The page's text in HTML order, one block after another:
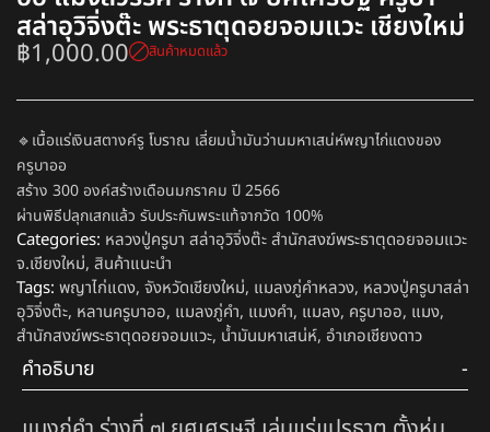
สล่าอุวิจิ่งต๊ะ พระธาตุดอยจอมแวะ เชียงใหม่
฿1,000.00 สินค้าหมดแล้ว
🔹เนื้อแร่เงินสตางค์รู โบราณ เลี่ยมน้ำมันว่านมหาเสน่ห์พญาไก่แดงของ
ครูบาออ
สร้าง 300 องค์สร้างเดือนมกราคม ปี 2566
ผ่านพิธีปลุกเสกแล้ว รับประกันพระแท้จากวัด 100%
Categories: หลวงปู่ครูบา สล่าอุวิจิ่งต๊ะ สำนักสงฆ์พระธาตุดอยจอมแวะ
จ.เชียงใหม่, สินค้าแนะนำ
Tags: พญาไก่แดง, จังหวัดเชียงใหม่, แมลงภู่คำหลวง, หลวงปู่ครูบาสล่า
อุวิจิ่งต๊ะ, หลานครูบาออ, แมลงภู่คำ, แมงคำ, แมลง, ครูบาออ, แมง,
สำนักสงฆ์พระธาตุดอยจอมแวะ, น้ำมันมหาเสน่ห์, อำเภอเชียงดาว
คำอธิบาย